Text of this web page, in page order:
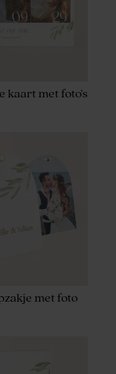
kaart met foto's
met foto